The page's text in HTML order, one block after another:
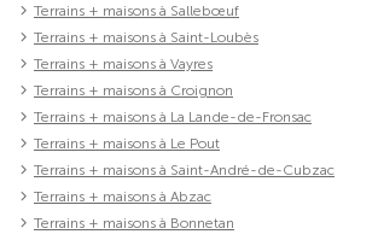
Terrains + maisons à Sallebœuf
Terrains + maisons à Saint-Loubès
Terrains + maisons à Vayres
Terrains + maisons à Croignon
Terrains + maisons à La Lande-de-Fronsac
Terrains + maisons à Le Pout
Terrains + maisons à Saint-André-de-Cubzac
Terrains + maisons à Abzac
Terrains + maisons à Bonnetan